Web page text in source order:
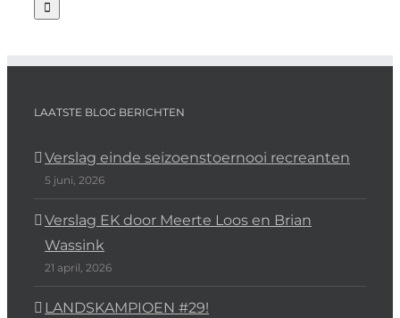
LAATSTE BLOG BERICHTEN
Verslag einde seizoenstoernooi recreanten
5 juni, 2026
Verslag EK door Meerte Loos en Brian
Wassink
21 april, 2026
LANDSKAMPIOEN #29!